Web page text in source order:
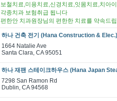
보철치료,미용치료,신경치료,잇몸치료,치아
각종치과 보험취급 됩니다
편한안 치과원장님의 편한한 치료를 약속드
하나 건축 전기 (Hana Construction & Elec.)
1664 Natalie Ave
Santa Clara, CA 95051
하나 재팬 스테이크하우스 (Hana Japan
7298 San Ramon Rd
Dublin, CA 94568